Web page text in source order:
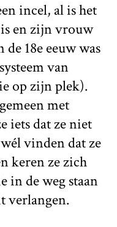
incel, al is het
en zijn vrouw
18e eeuw was
van
op zijn plek).
met
iets dat ze niet
vinden dat ze
keren ze zich
in de weg staan
verlangen.